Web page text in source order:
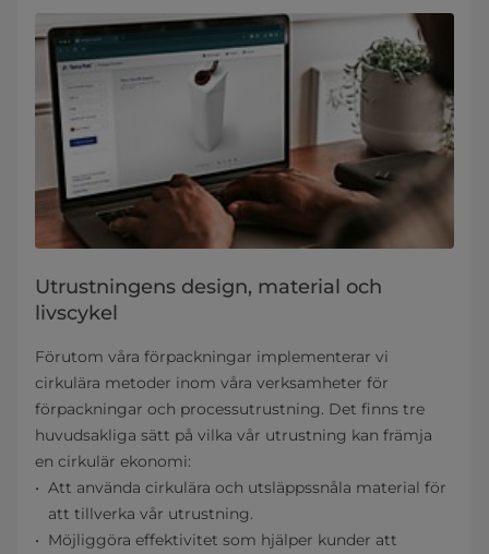
Utrustningens design, material och
livscykel
Förutom våra förpackningar implementerar vi
cirkulära metoder inom våra verksamheter för
förpackningar och processutrustning. Det finns tre
huvudsakliga sätt på vilka vår utrustning kan främja
en cirkulär ekonomi:
Att använda cirkulära och utsläppssnåla material för
att tillverka vår utrustning.
Möjliggöra effektivitet som hjälper kunder att